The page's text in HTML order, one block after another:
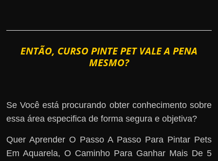
ENTÃO, CURSO PINTE PET VALE A PENA
MESMO?
Se Você está procurando obter conhecimento sobre
essa área especifica de forma segura e objetiva?
Quer Aprender O Passo A Passo Para Pintar Pets
Em Aquarela, O Caminho Para Ganhar Mais De 5